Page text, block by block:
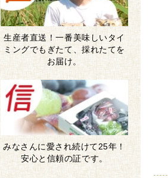
生産者直送！一番美味しいタイ
ミングでもぎたて、採れたてを
お届け。
みなさんに愛され続けて25年！
安心と信頼の証です。